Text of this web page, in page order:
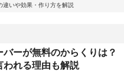
違いや効果・作り方を解説
ーが無料のからくりは？
れる理由も解説